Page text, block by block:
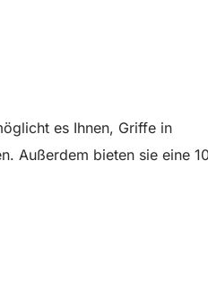
es Ihnen, Griffe in
Außerdem bieten sie eine